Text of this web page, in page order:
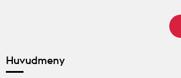
Huvudmeny